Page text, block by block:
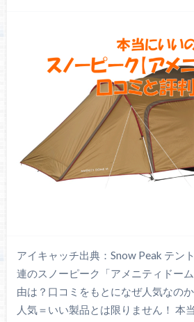
アイキャッチ出典：Snow Peak テン
連のスノーピーク「アメニティドー
由は？口コミをもとになぜ人気なの
人気＝いい製品とは限りません！ 本